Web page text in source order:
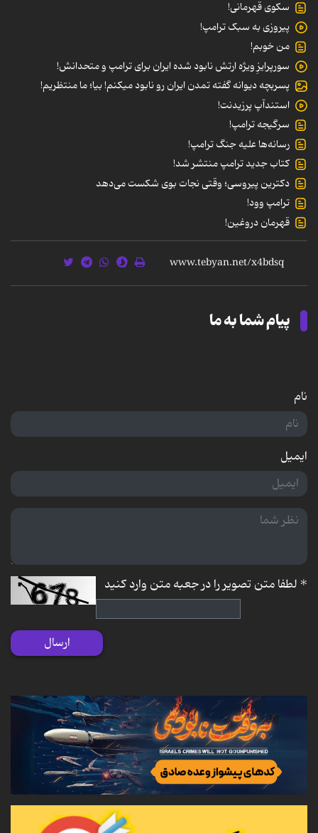
سکوی قهرمانی!
پیروزی به سبک ترامپ!
من خوبم!
سورپرایزِ ویژه ارتش نابود شده ایران برای ترامپ و متحدانش!
پسربچه دیوانه گفته تمدن ایران رو نابود میکنم! بیا؛ ما منتظریم!
استندآپ پرزیدنت!
سرگیجه ترامپ!
رسانه‌ها علیه جنگ ترامپ!
کتاب جدید ترامپ منتشر شد!
دکترین پیروسی؛ وقتی نجات بوی شکست می‌دهد
ترامپ وود!
قهرمان دروغین!
پیام شما به ما
نام
ایمیل
*لطفا متن تصویر را در جعبه متن وارد کنید
ارسال